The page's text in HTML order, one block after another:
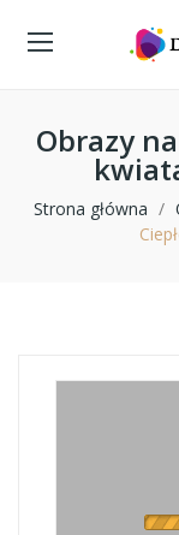
Obrazy
Strona główna